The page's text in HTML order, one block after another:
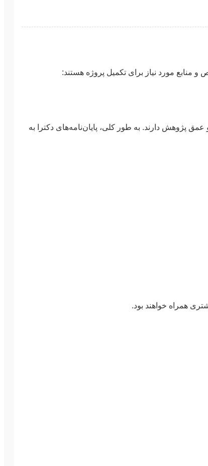
منابع مورد نیاز برای تکمیل پروژه هستند:
پژوهش دارند. به طور کلی، پایان‌نامه‌های دکترا به